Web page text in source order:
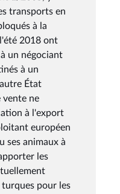
transports en
à la
2018 ont
un négociant
à un
État
vente ne
à l'export
européen
ses animaux à
les
pour les